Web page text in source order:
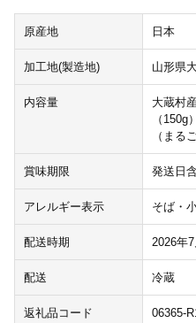
原産地 日本
加工地(製造地) 山形県
内容量
大蔵村
（150g
（まる
賞味期限 発送日
アレルギー表示 そば・
配送時期 2026年
配送 冷蔵
返礼品コード 06365-